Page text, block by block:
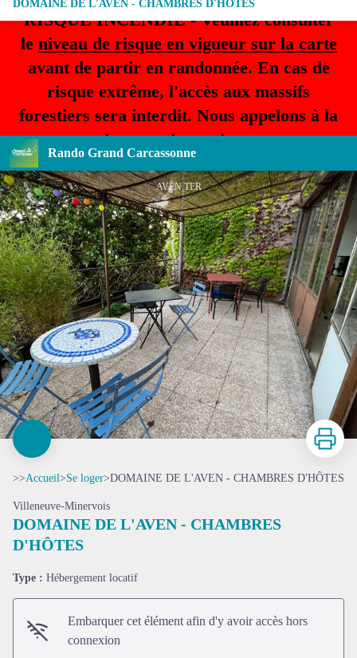
RISQUE INCENDIE - Veuillez consulter
le niveau de risque en vigueur sur la carte
avant de partir en randonnée. En cas de
risque extrême, l'accès aux massifs
forestiers sera interdit. Nous appelons à la
plus grande prudence.
Rando Grand Carcassonne
DOMAINE DE L'AVEN - CHAMBRES D'HÔTES
AVEN TER
Imprimer
>>Accueil>Se loger>DOMAINE DE L'AVEN - CHAMBRES D'HÔTES
Villeneuve-Minervois
DOMAINE DE L'AVEN - CHAMBRES
D'HÔTES
Type : Hébergement locatif
Embarquer cet élément afin d'y avoir accès hors
connexion